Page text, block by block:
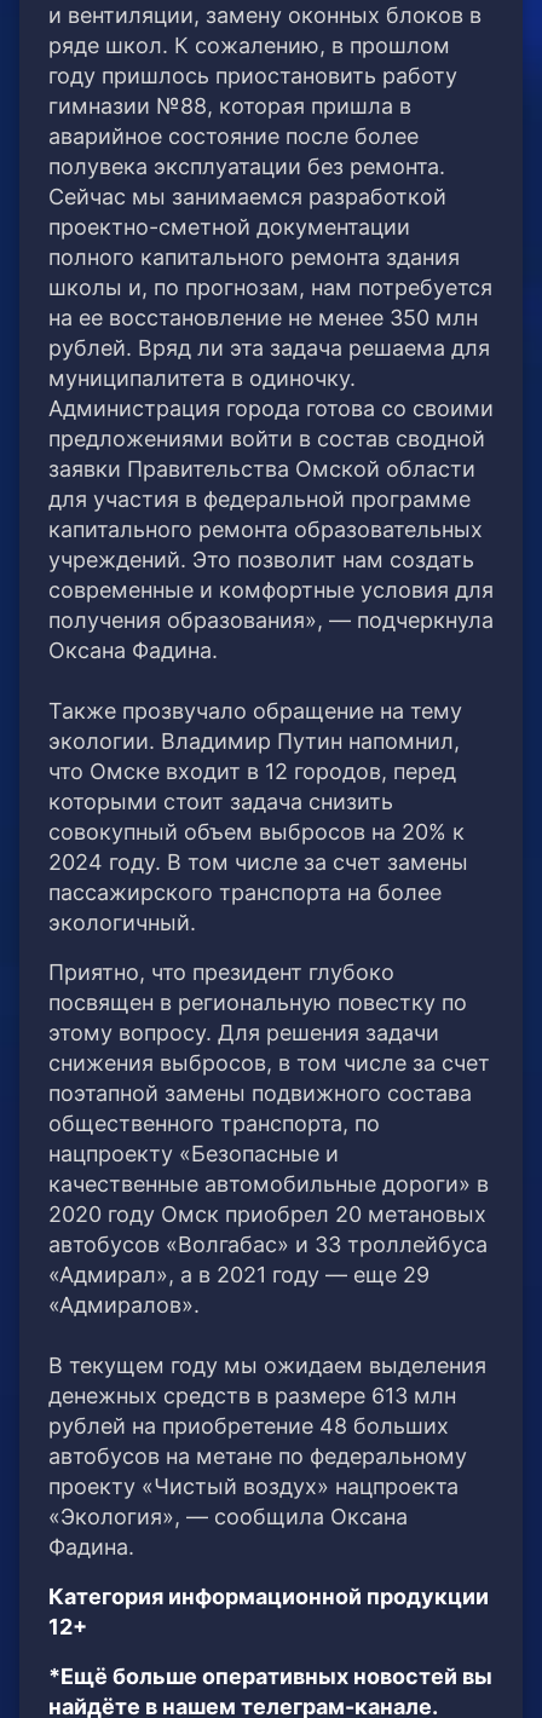
и вентиляции, замену оконных блоков в
ряде школ. К сожалению, в прошлом
году пришлось приостановить работу
гимназии №88, которая пришла в
аварийное состояние после более
полувека эксплуатации без ремонта.
Сейчас мы занимаемся разработкой
проектно-сметной документации
полного капитального ремонта здания
школы и, по прогнозам, нам потребуется
на ее восстановление не менее 350 млн
рублей. Вряд ли эта задача решаема для
муниципалитета в одиночку.
Администрация города готова со своими
предложениями войти в состав сводной
заявки Правительства Омской области
для участия в федеральной программе
капитального ремонта образовательных
учреждений. Это позволит нам создать
современные и комфортные условия для
получения образования», — подчеркнула
Оксана Фадина.
Также прозвучало обращение на тему
экологии. Владимир Путин напомнил,
что Омске входит в 12 городов, перед
которыми стоит задача снизить
совокупный объем выбросов на 20% к
2024 году. В том числе за счет замены
пассажирского транспорта на более
экологичный.
Приятно, что президент глубоко
посвящен в региональную повестку по
этому вопросу. Для решения задачи
снижения выбросов, в том числе за счет
поэтапной замены подвижного состава
общественного транспорта, по
нацпроекту «Безопасные и
качественные автомобильные дороги» в
2020 году Омск приобрел 20 метановых
автобусов «Волгабас» и 33 троллейбуса
«Адмирал», а в 2021 году — еще 29
«Адмиралов».
В текущем году мы ожидаем выделения
денежных средств в размере 613 млн
рублей на приобретение 48 больших
автобусов на метане по федеральному
проекту «Чистый воздух» нацпроекта
«Экология», — сообщила Оксана
Фадина.
Категория информационной продукции
12+
*Ещё больше оперативных новостей вы
найдёте в нашем телеграм-канале.